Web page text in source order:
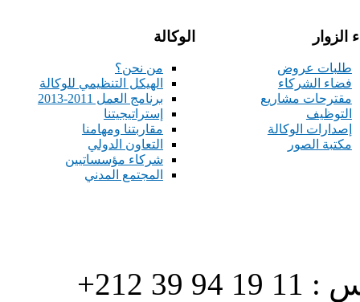
الوكالة
من نحن؟
الهيكل التنظيمي للوكالة
برنامج العمل 2011-2013
إستراتيجيتنا
مقاربتنا ومهامنا
التعاون الدولي
شركاء مؤسساتيين
المجتمع المدني
الزوار
طلبات عروض
فضاء الشركاء
مقترحات مشاريع
التوظيف
إصدارات الوكالة
مكتبة الصور
هاتف : 90/88 32 94 39 212+ فاكس : 11 19 94 39 212+